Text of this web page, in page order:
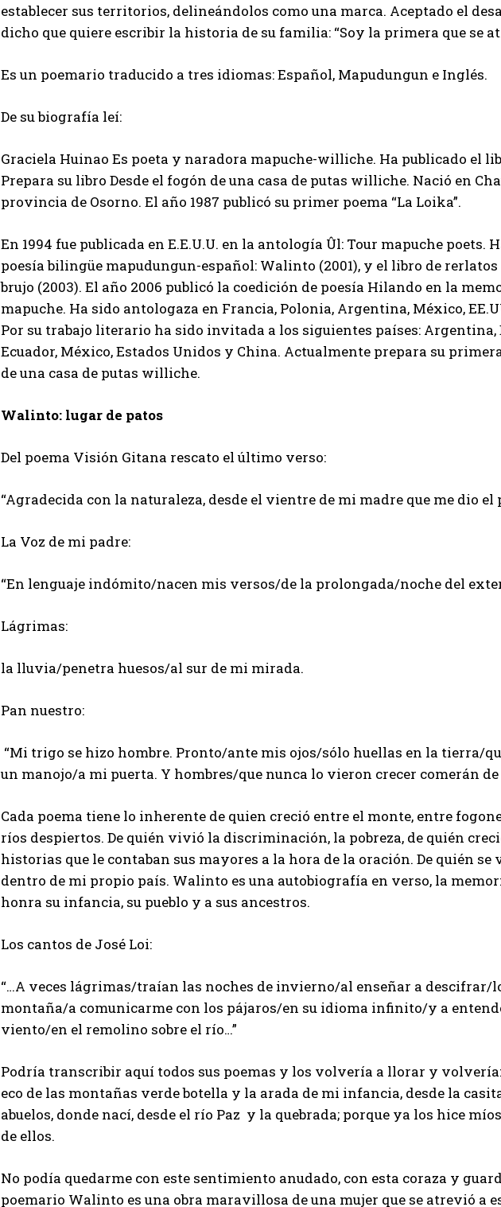
establecer sus territorios, delineándolos como una marca. Aceptado el
dicho que quiere escribir la historia de su familia: “Soy la primera que se
Es un poemario traducido a tres idiomas: Español, Mapudungun e Inglés.
De su biografía leí:
Graciela Huinao Es poeta y naradora mapuche-williche. Ha publicado el
Prepara su libro Desde el fogón de una casa de putas williche. Nació en
provincia de Osorno. El año 1987 publicó su primer poema “La Loika”.
En 1994 fue publicada en E.E.U.U. en la antología Ûl: Tour mapuche poets.
poesía bilingüe mapudungun-español: Walinto (2001), y el libro de
brujo (2003). El año 2006 publicó la coedición de poesía Hilando en la
mapuche. Ha sido antologaza en Francia, Polonia, Argentina, México,
Por su trabajo literario ha sido invitada a los siguientes países: Argentina,
Ecuador, México, Estados Unidos y China. Actualmente prepara su
de una casa de putas williche.
Walinto: lugar de patos
Del poema Visión Gitana rescato el último verso:
“Agradecida con la naturaleza, desde el vientre de mi madre que me dio el
La Voz de mi padre:
“En lenguaje indómito/nacen mis versos/de la prolongada/noche del
Lágrimas:
la lluvia/penetra huesos/al sur de mi mirada.
Pan nuestro:
“Mi trigo se hizo hombre. Pronto/ante mis ojos/sólo huellas en la tierra/
un manojo/a mi puerta. Y hombres/que nunca lo vieron crecer comerán de
Cada poema tiene lo inherente de quien creció entre el monte, entre
ríos despiertos. De quién vivió la discriminación, la pobreza, de quién
historias que le contaban sus mayores a la hora de la oración. De quién
dentro de mi propio país. Walinto es una autobiografía en verso, la
honra su infancia, su pueblo y a sus ancestros.
Los cantos de José Loi:
“…A veces lágrimas/traían las noches de invierno/al enseñar a descifrar/
montaña/a comunicarme con los pájaros/en su idioma infinito/y a
viento/en el remolino sobre el río…”
Podría transcribir aquí todos sus poemas y los volvería a llorar y
eco de las montañas verde botella y la arada de mi infancia, desde la
abuelos, donde nací, desde el río Paz y la quebrada; porque ya los hice
de ellos.
No podía quedarme con este sentimiento anudado, con esta coraza y
poemario Walinto es una obra maravillosa de una mujer que se atrevió a